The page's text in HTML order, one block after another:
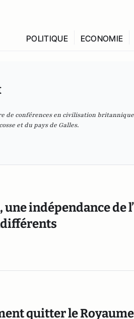
POLITIQUE ECONOMIE
de conférences en civilisation
et du pays de Galles.
indépendance de
quitter le